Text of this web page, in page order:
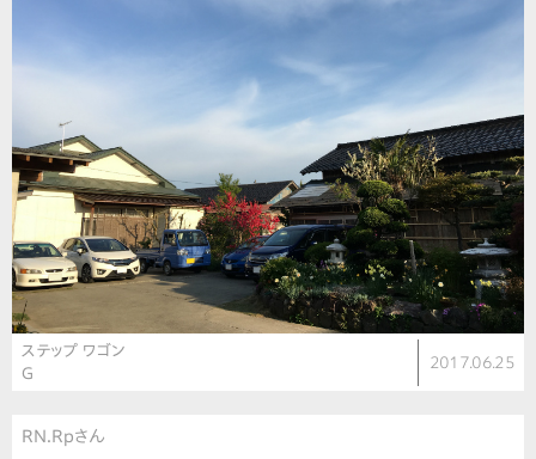
ステップ ワゴン
G
2017.06.25
RN.Rpさん